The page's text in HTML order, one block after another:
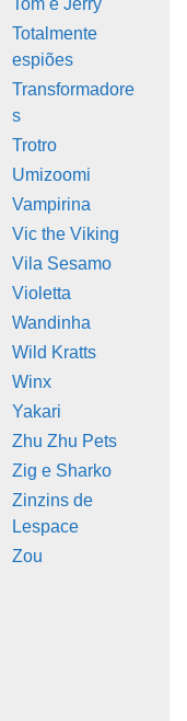
Tom e Jerry
Totalmente
espiões
Transformadore
s
Trotro
Umizoomi
Vampirina
Vic the Viking
Vila Sesamo
Violetta
Wandinha
Wild Kratts
Winx
Yakari
Zhu Zhu Pets
Zig e Sharko
Zinzins de
Lespace
Zou